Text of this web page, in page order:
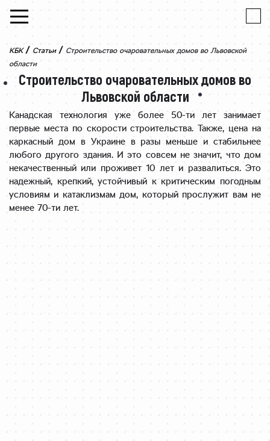
Skip to content
КБК / Статьи / Строительство очаровательных домов во Львовской
области
Строительство очаровательных домов во
Львовской области
Канадская технология уже более 50-ти лет занимает
первые места по скорости строительства. Также, цена на
каркасный дом в Украине в разы меньше и стабильнее
любого другого здания. И это совсем не значит, что дом
некачественный или проживет 10 лет и развалиться. Это
надежный, крепкий, устойчивый к критическим погодным
условиям и катаклизмам дом, который прослужит вам не
менее 70-ти лет.